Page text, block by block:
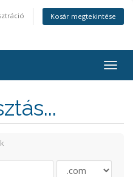
Kosár megtekintése